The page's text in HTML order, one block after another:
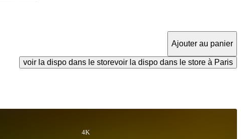
Ajouter au panier
voir la dispo dans le storevoir la dispo dans le store à Paris
4K